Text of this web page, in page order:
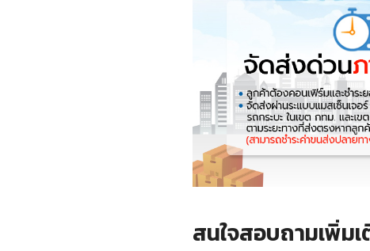
สนใจสอบถามเพิ่ม